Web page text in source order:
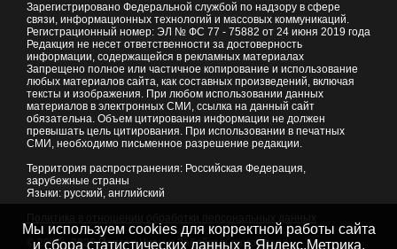
Зарегистрировано Федеральной службой по надзору в сфере
связи, информационных технологий и массовых коммуникаций.
Регистрационный номер: ЭЛ № ФС 77 - 75882 от 24 июня 2019 года
Редакция не несет ответственности за достоверность
информации, содержащейся в рекламных материалах
Запрещено полное или частичное копирование и использование
любых материалов сайта, как составных произведений, включая
тексты и изображения. При любом использовании данных
материалов в электронных СМИ, ссылка на данный сайт
обязательна. Объем цитирования информации не должен
превышать цель цитирования. При использовании в печатных
СМИ, необходимо письменное разрешение редакции.
Территория распространения: Российская Федерация,
зарубежные страны
Языки: русский, английский
© 2007 - 2026Портал Читы и Забайкальского края
Мы используем cookies для корректной работы сайта
и сбора статистических данных в Яндекс.Метрика,